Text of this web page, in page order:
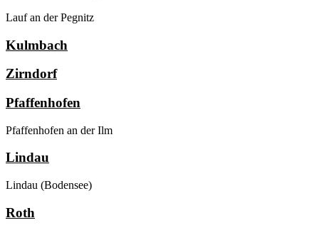
Lauf an der Pegnitz
Kulmbach
Zirndorf
Pfaffenhofen
Pfaffenhofen an der Ilm
Lindau
Lindau (Bodensee)
Roth